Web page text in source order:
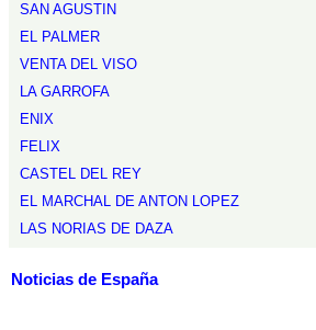
SAN AGUSTIN
EL PALMER
VENTA DEL VISO
LA GARROFA
ENIX
FELIX
CASTEL DEL REY
EL MARCHAL DE ANTON LOPEZ
LAS NORIAS DE DAZA
Noticias de España